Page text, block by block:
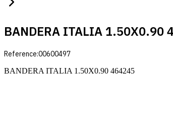
BANDERA ITALIA 1.50X0.90
Reference:00600497
BANDERA ITALIA 1.50X0.90 464245